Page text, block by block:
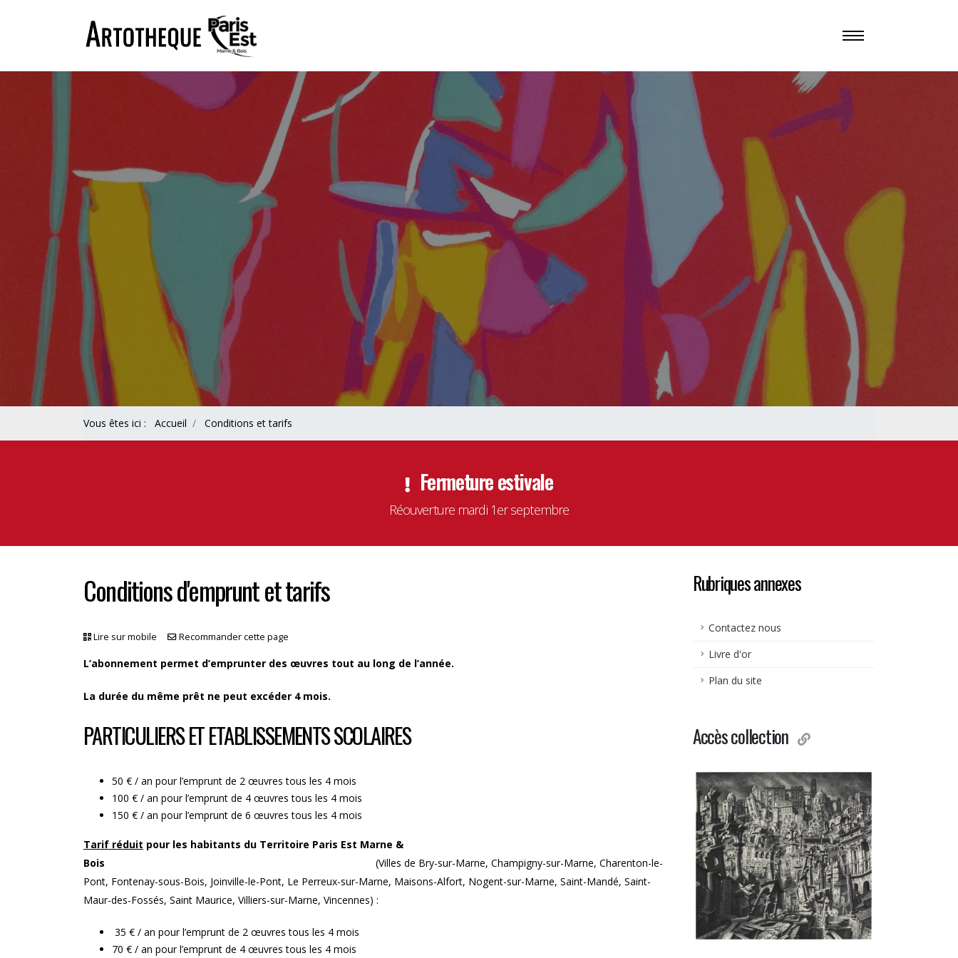
Vous êtes ici : Accueil Conditions et tarifs
Fermeture estivale
Réouverture mardi 1er septembre
Conditions d'emprunt et tarifs
Lire sur mobile Recommander cette page
L’abonnement permet d’emprunter des œuvres tout au long de l’année.
La durée du même prêt ne peut excéder 4 mois.
PARTICULIERS ET ETABLISSEMENTS SCOLAIRES
50 € / an pour l’emprunt de 2 œuvres tous les 4 mois
100 € / an pour l’emprunt de 4 œuvres tous les 4 mois
150 € / an pour l’emprunt de 6 œuvres tous les 4 mois
Tarif réduit pour les habitants du Territoire Paris Est Marne &
Bois (Villes de Bry-sur-Marne, Champigny-sur-Marne, Charenton-le-
Pont, Fontenay-sous-Bois, Joinville-le-Pont, Le Perreux-sur-Marne, Maisons-Alfort, Nogent-sur-Marne, Saint-Mandé, Saint-
Maur-des-Fossés, Saint Maurice, Villiers-sur-Marne, Vincennes) :
35 € / an pour l’emprunt de 2 œuvres tous les 4 mois
70 € / an pour l’emprunt de 4 œuvres tous les 4 mois
Rubriques annexes
Contactez nous
Livre d'or
Plan du site
Accès collection